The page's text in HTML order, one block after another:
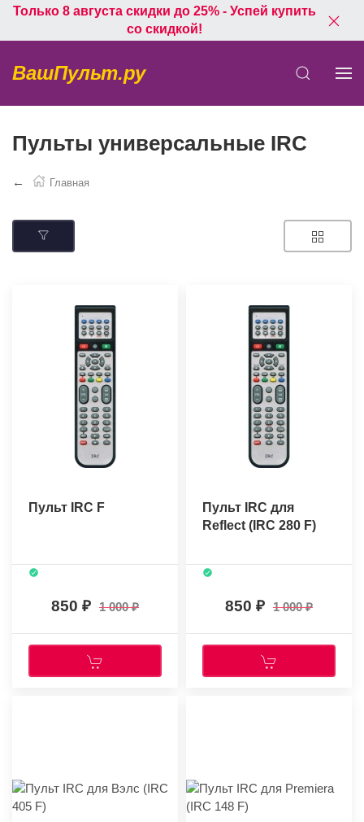
Только 8 августа скидки до 25% - Успей купить
со скидкой!
ВашПульт.ру
Пульты универсальные IRC
Главная
Пульт IRC F
850 1 000
Пульт IRC для
Reflect (IRC 280 F)
850 1 000